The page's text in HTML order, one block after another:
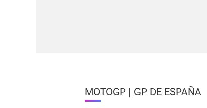
MOTOGP | GP DE ESPAÑA